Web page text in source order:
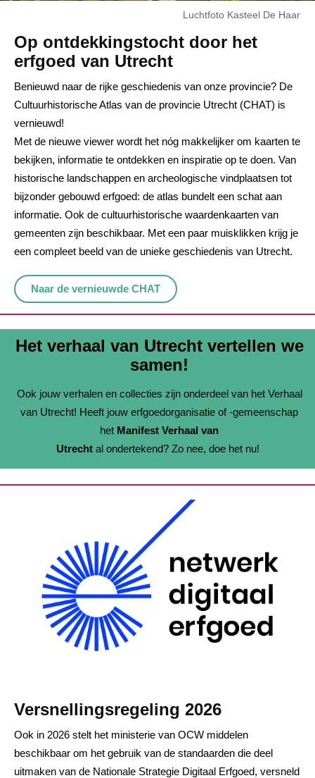
Luchtfoto Kasteel De Haar
Op ontdekkingstocht door het
erfgoed van Utrecht
Benieuwd naar de rijke geschiedenis van onze provincie? De
Cultuurhistorische Atlas van de provincie Utrecht (CHAT) is
vernieuwd!
Met de nieuwe viewer wordt het nóg makkelijker om kaarten te
bekijken, informatie te ontdekken en inspiratie op te doen. Van
historische landschappen en archeologische vindplaatsen tot
bijzonder gebouwd erfgoed: de atlas bundelt een schat aan
informatie. Ook de cultuurhistorische waardenkaarten van
gemeenten zijn beschikbaar. Met een paar muisklikken krijg je
een compleet beeld van de unieke geschiedenis van Utrecht.
Naar de vernieuwde CHAT
Het verhaal van Utrecht vertellen we
samen!
Ook jouw verhalen en collecties zijn onderdeel van het Verhaal
van Utrecht! Heeft jouw erfgoedorganisatie of -gemeenschap
het Manifest Verhaal van
Utrecht al ondertekend? Zo nee, doe het nu!
Versnellingsregeling 2026
Ook in 2026 stelt het ministerie van OCW middelen
beschikbaar om het gebruik van de standaarden die deel
uitmaken van de Nationale Strategie Digitaal Erfgoed, versneld